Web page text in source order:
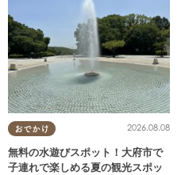
おでかけ 2026.08.08
無料の水遊びスポット！大府市で
子連れで楽しめる夏の観光スポッ